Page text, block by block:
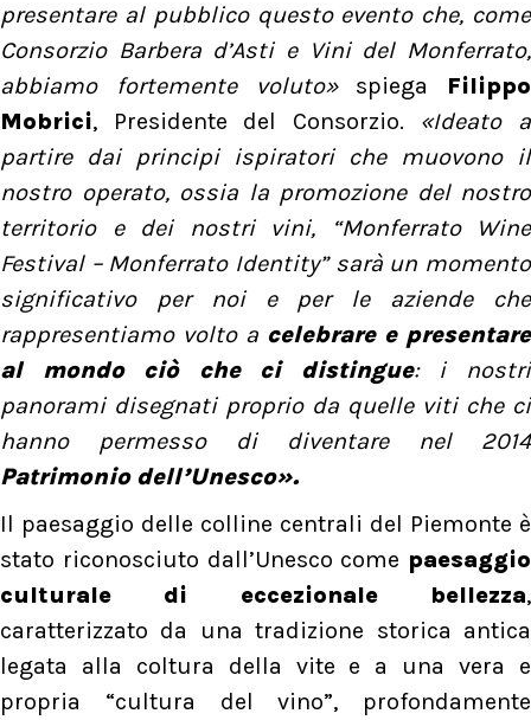
presentare al pubblico questo evento che, come
Consorzio Barbera d’Asti e Vini del Monferrato,
abbiamo fortemente voluto» spiega Filippo
Mobrici, Presidente del Consorzio. «Ideato a
partire dai principi ispiratori che muovono il
nostro operato, ossia la promozione del nostro
territorio e dei nostri vini, “Monferrato Wine
Festival – Monferrato Identity” sarà un momento
significativo per noi e per le aziende che
rappresentiamo volto a celebrare e presentare
al mondo ciò che ci distingue: i nostri
panorami disegnati proprio da quelle viti che ci
hanno permesso di diventare nel 2014
Patrimonio dell’Unesco».
Il paesaggio delle colline centrali del Piemonte è
stato riconosciuto dall’Unesco come paesaggio
culturale di eccezionale bellezza,
caratterizzato da una tradizione storica antica
legata alla coltura della vite e a una vera e
propria “cultura del vino”, profondamente